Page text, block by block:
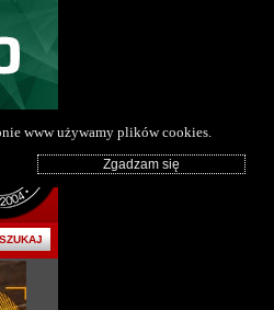
www używamy plików cookies.